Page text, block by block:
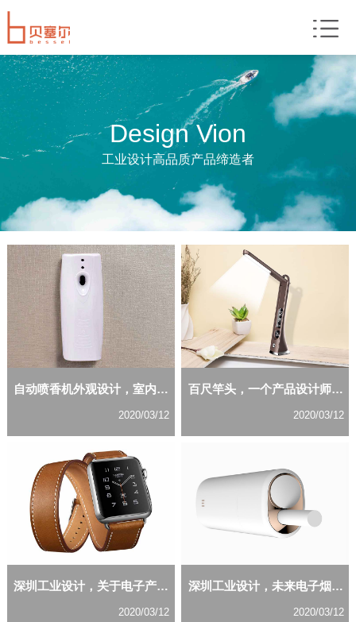
Design Vion
工业设计高品质产品缔造者
自动喷香机外观设计，室内净化的好助手
2020/03/12
百尺竿头，一个产品设计师如何自我突破？
2020/03/12
深圳工业设计，关于电子产品外观设计的探讨
2020/03/12
深圳工业设计，未来电子烟外观设计的潮流趋势是怎样的？
2020/03/12